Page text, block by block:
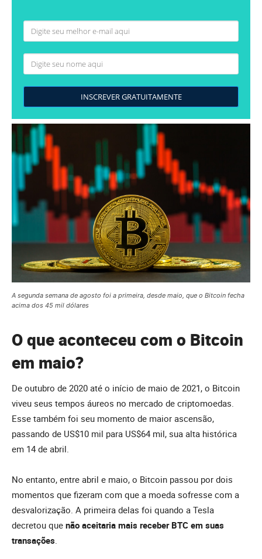
INSCREVER GRATUITAMENTE
A segunda semana de agosto foi a primeira, desde maio, que o Bitcoin fecha
acima dos 45 mil dólares
O que aconteceu com o Bitcoin
em maio?
De outubro de 2020 até o início de maio de 2021, o Bitcoin
viveu seus tempos áureos no mercado de criptomoedas.
Esse também foi seu momento de maior ascensão,
passando de US$10 mil para US$64 mil, sua alta histórica
em 14 de abril.
No entanto, entre abril e maio, o Bitcoin passou por dois
momentos que fizeram com que a moeda sofresse com a
desvalorização. A primeira delas foi quando a Tesla
decretou que não aceitaria mais receber BTC em suas
transações